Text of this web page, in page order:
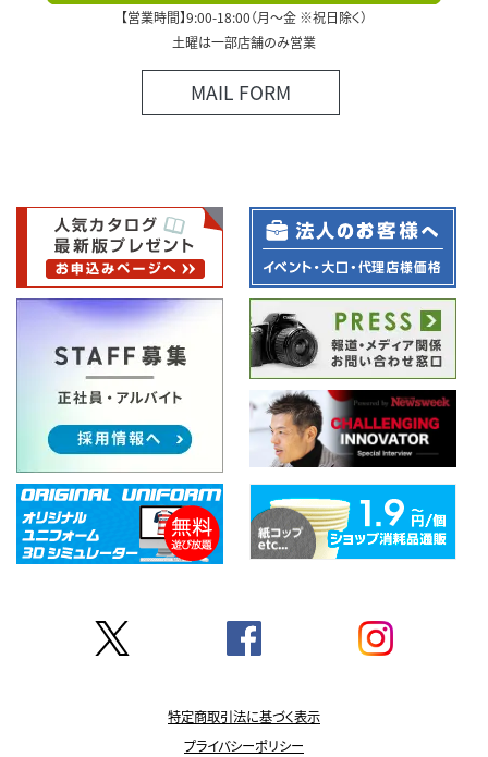
【営業時間】9:00-18:00（月～金 ※祝日除く）
土曜は一部店舗のみ営業
MAIL FORM
特定商取引法に基づく表示
プライバシーポリシー